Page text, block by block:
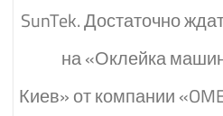
SunTek. Достаточно
на «Оклейка
Киев» от компании